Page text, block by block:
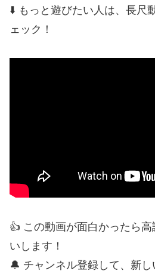
⬇️ もっと遊びたい人は、長尺
ェック！
👍 この動画が面白かったら
いします！
🔔 チャンネル登録して、新